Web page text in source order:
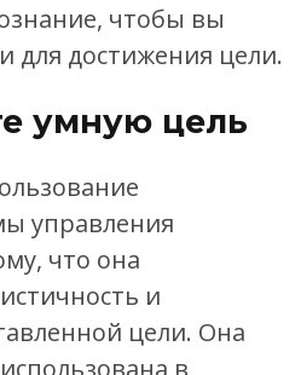
чтобы вы
для достижения цели.
умную цель
управления
что она
и
цели. Она